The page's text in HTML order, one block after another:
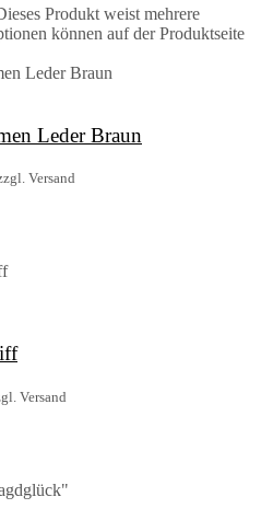
Produkt weist mehrere
können auf der Produktseite
Leder Braun
Versand
Versand